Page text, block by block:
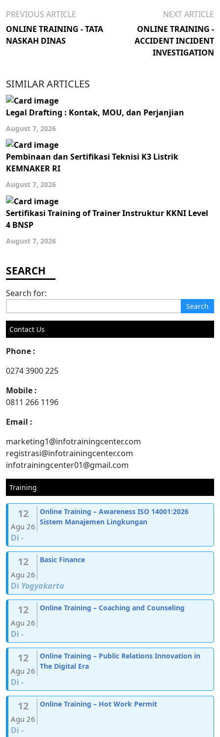
PREVIOUS ARTICLE
ONLINE TRAINING - TATA
NASKAH DINAS
NEXT ARTICLE
ONLINE TRAINING -
ACCIDENT INCIDENT
INVESTIGATION
SIMILAR ARTICLES
Legal Drafting : Kontak, MOU, dan Perjanjian
August 7, 2026
Pembinaan dan Sertifikasi Teknisi K3 Listrik
KEMNAKER RI
August 7, 2026
Sertifikasi Training of Trainer Instruktur KKNI Level
4 BNSP
August 7, 2026
Search for:
Contact Us
Phone :
0274 3900 225
Mobile :
0811 266 1196
Email :
marketing1@infotrainingcenter.com
registrasi@infotrainingcenter.com
infotrainingcenter01@gmail.com
Training
12
Agu 26
Online Training – Awareness ISO 14001:2026
Sistem Manajemen Lingkungan
Di -
12
Agu 26
Basic Finance
Di Yogyakarta
12
Agu 26
Online Training – Coaching and Counseling
Di -
12
Agu 26
Online Training – Public Relations Innovation in
The Digital Era
Di -
12
Agu 26
Online Training – Hot Work Permit
Di -